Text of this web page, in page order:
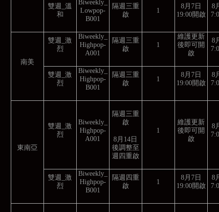
雙週_溫
和
Biweekly_
Lowpop-
B001
隔週三重
啟
1
8月7日
19:00開啟
8
南美
雙週_激
烈
Biweekly_
Highpop-
A001
隔週三重
啟
1
維護更新
後即可開
啟
8
雙週_激
烈
Biweekly_
Highpop-
B001
隔週三重
啟
1
8月7日
19:00開啟
8
東南亞
雙週_激
烈
Biweekly_
Highpop-
A001
隔週三重
啟
8月14日
後調整至
週四重啟
1
維護更新
後即可開
啟
8
雙週_激
烈
Biweekly_
Highpop-
B001
隔週四重
啟
1
8月7日
19:00開啟
8